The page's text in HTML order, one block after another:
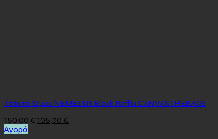
Τσάντα Ώμου ΝΕΜΕSSIS Black Raffia CANVASTHEBAGS
150,00€ 105,00 €
Αγορά